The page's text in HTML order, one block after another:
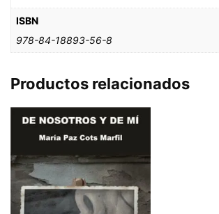
ISBN
978-84-18893-56-8
Productos relacionados